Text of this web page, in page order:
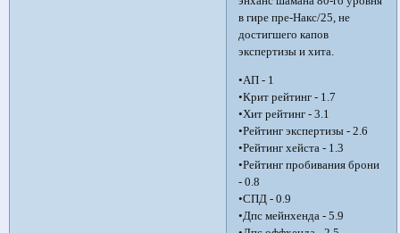
в гире пре-Накс/25, не
достигшего капов
экспертизы и хита.
•АП - 1
•Крит рейтинг - 1.7
•Хит рейтинг - 3.1
•Рейтинг экспертизы - 2.6
•Рейтинг хейста - 1.3
•Рейтинг пробивания брони
- 0.8
•СПД - 0.9
•Дпс мейнхенда - 5.9